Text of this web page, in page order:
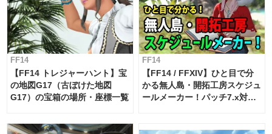
FF14
【FF14 トレジャーハント】宝
の地図G17（古ぼけた地図
G17）の宝箱の場所・座標一覧
FF14
【FF14 / FFXIV】ひと目で分
かる無人島・開拓工房スケジュ
ールメーカー！パッチ7.x対応